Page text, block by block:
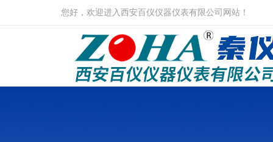
您好，欢迎进入西安百仪仪器仪表有限公司网站！